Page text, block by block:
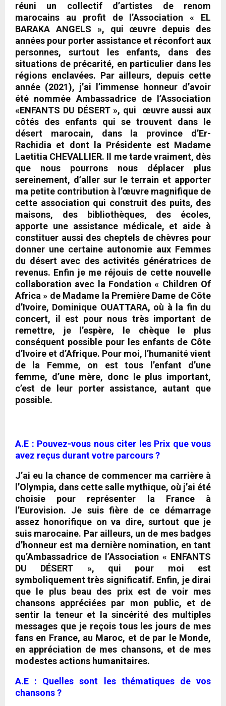
réuni un collectif d’artistes de renom
marocains au profit de l’Association « EL
BARAKA ANGELS », qui œuvre depuis des
années pour porter assistance et réconfort aux
personnes, surtout les enfants, dans des
situations de précarité, en particulier dans les
régions enclavées. Par ailleurs, depuis cette
année (2021), j’ai l’immense honneur d’avoir
été nommée Ambassadrice de l’Association
«ENFANTS DU DÉSERT », qui œuvre aussi aux
côtés des enfants qui se trouvent dans le
désert marocain, dans la province d’Er-
Rachidia et dont la Présidente est Madame
Laetitia CHEVALLIER. Il me tarde vraiment, dès
que nous pourrons nous déplacer plus
sereinement, d’aller sur le terrain et apporter
ma petite contribution à l’œuvre magnifique de
cette association qui construit des puits, des
maisons, des bibliothèques, des écoles,
apporte une assistance médicale, et aide à
constituer aussi des cheptels de chèvres pour
donner une certaine autonomie aux Femmes
du désert avec des activités génératrices de
revenus. Enfin je me réjouis de cette nouvelle
collaboration avec la Fondation « Children Of
Africa » de Madame la Première Dame de Côte
d’Ivoire, Dominique OUATTARA, où à la fin du
concert, il est pour nous très important de
remettre, je l’espère, le chèque le plus
conséquent possible pour les enfants de Côte
d’Ivoire et d’Afrique. Pour moi, l’humanité vient
de la Femme, on est tous l’enfant d’une
femme, d’une mère, donc le plus important,
c’est de leur porter assistance, autant que
possible.
A.E : Pouvez-vous nous citer les Prix que vous
avez reçus durant votre parcours ?
J’ai eu la chance de commencer ma carrière à
l’Olympia, dans cette salle mythique, où j’ai été
choisie pour représenter la France à
l’Eurovision. Je suis fière de ce démarrage
assez honorifique on va dire,surtout que je
suis marocaine. Par ailleurs, un de mes badges
d’honneur est ma dernière nomination, en tant
qu’Ambassadrice de l’Association « ENFANTS
DU DÉSERT », qui pour moi est
symboliquement très significatif. Enfin, je dirai
que le plus beau des prix est de voir mes
chansons appréciées par mon public, et de
sentir la teneur et la sincérité des multiples
messages que je reçois tous les jours de mes
fans en France, au Maroc, et de par le Monde,
en appréciation de mes chansons, et de mes
modestes actions humanitaires.
A.E : Quelles sont les thématiques de vos
chansons ?